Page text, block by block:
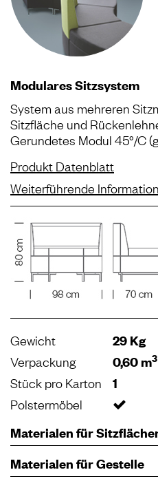
Modulares Sitzsystem
System aus mehreren
Sitzfläche und
Gerundetes Modul 45°/C
Produkt Datenblatt
Weiterführende
Gewicht 29 Kg
Verpackung 0,60 m3
Stück pro Karton 1
Polstermöbel
Materialen für
Materialen für Gestelle